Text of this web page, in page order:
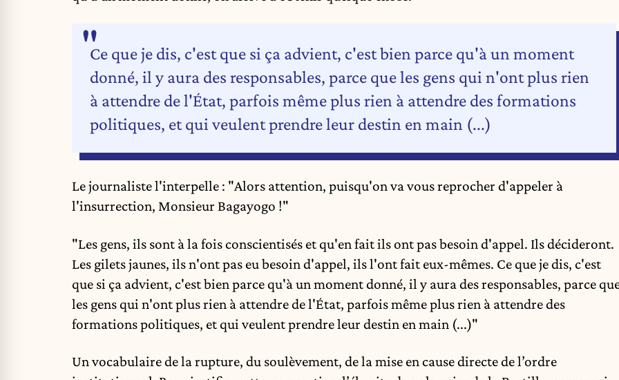
Ce que je dis, c'est que si ça advient, c'est bien parce qu'à un moment
donné, il y aura des responsables, parce que les gens qui n'ont plus rien
à attendre de l'État, parfois même plus rien à attendre des formations
politiques, et qui veulent prendre leur destin en main (...)
Le journaliste l'interpelle : "Alors attention, puisqu'on va vous reprocher d'appeler à
l'insurrection, Monsieur Bagayogo !"
"Les gens, ils sont à la fois conscientisés et qu'en fait ils ont pas besoin d'appel. Ils décideront.
Les gilets jaunes, ils n'ont pas eu besoin d'appel, ils l'ont fait eux-mêmes. Ce que je dis, c'est
que si ça advient, c'est bien parce qu'à un moment donné, il y aura des responsables, parce
les gens qui n'ont plus rien à attendre de l'État, parfois même plus rien à attendre des
formations politiques, et qui veulent prendre leur destin en main (...)"
Un vocabulaire de la rupture, du soulèvement, de la mise en cause directe de l’ordre